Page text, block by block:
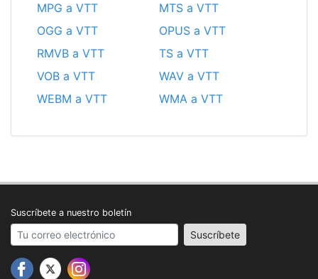
MPG a VTT
MTS a VTT
OGG a VTT
OPUS a VTT
RMVB a VTT
TS a VTT
VOB a VTT
WAV a VTT
WEBM a VTT
WMA a VTT
Suscríbete a nuestro boletín
Your email address Suscríbete